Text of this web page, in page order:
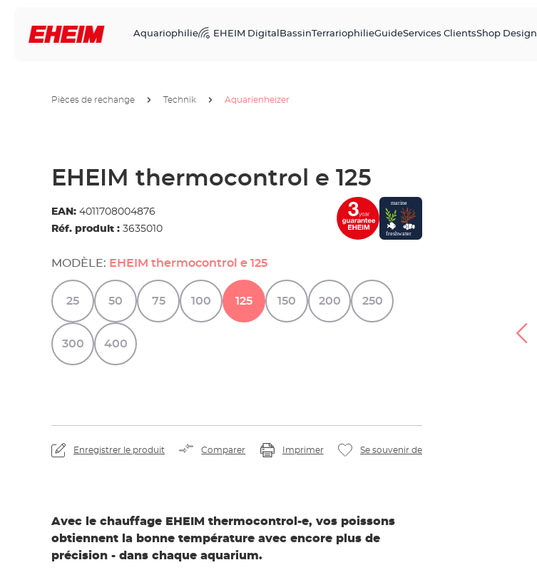
Aquariophilie EHEIM Digital BassinTerrariophilieGuideServices ClientsShop Design
Pièces de rechange Technik Aquarienheizer
EHEIM thermocontrol e 125
EAN: 4011708004876
Réf. produit : 3635010
MODÈLE: EHEIM thermocontrol e 125
25 50 75 100 125 150 200 250
300 400
Enregistrer le produit Comparer Imprimer Se souvenir de
Avec le chauffage EHEIM thermocontrol-e, vos poissons
obtiennent la bonne température avec encore plus de
précision - dans chaque aquarium.